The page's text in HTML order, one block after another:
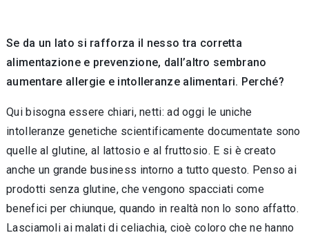
Se da un lato si rafforza il nesso tra corretta
alimentazione e prevenzione, dall’altro sembrano
aumentare allergie e intolleranze alimentari. Perché?
Qui bisogna essere chiari, netti: ad oggi le uniche
intolleranze genetiche scientificamente documentate sono
quelle al glutine, al lattosio e al fruttosio. E si è creato
anche un grande business intorno a tutto questo. Penso ai
prodotti senza glutine, che vengono spacciati come
benefici per chiunque, quando in realtà non lo sono affatto.
Lasciamoli ai malati di celiachia, cioè coloro che ne hanno